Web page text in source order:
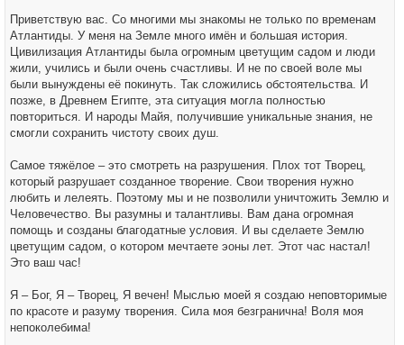
Приветствую вас. Со многими мы знакомы не только по временам
Атлантиды. У меня на Земле много имён и большая история.
Цивилизация Атлантиды была огромным цветущим садом и люди
жили, учились и были очень счастливы. И не по своей воле мы
были вынуждены её покинуть. Так сложились обстоятельства. И
позже, в Древнем Египте, эта ситуация могла полностью
повториться. И народы Майя, получившие уникальные знания, не
смогли сохранить чистоту своих душ.
Самое тяжёлое – это смотреть на разрушения. Плох тот Творец,
который разрушает созданное творение. Свои творения нужно
любить и лелеять. Поэтому мы и не позволили уничтожить Землю и
Человечество. Вы разумны и талантливы. Вам дана огромная
помощь и созданы благодатные условия. И вы сделаете Землю
цветущим садом, о котором мечтаете эоны лет. Этот час настал!
Это ваш час!
Я – Бог, Я – Творец, Я вечен! Мыслью моей я создаю неповторимые
по красоте и разуму творения. Сила моя безгранична! Воля моя
непоколебима!